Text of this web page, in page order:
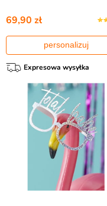
69,90 zł
personalizuj
Expresowa wysyłka